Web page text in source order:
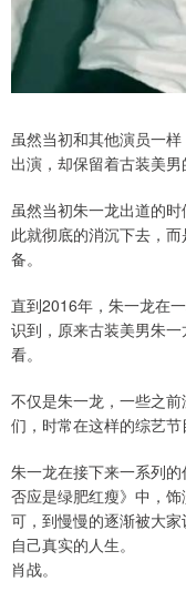
虽然当初和其他演员一
出演，却保留着古装美男
虽然当初朱一龙出道的
此就彻底的消沉下去，
备。
直到2016年，朱一龙在
识到，原来古装美男朱
看。
不仅是朱一龙，一些之
们，时常在这样的综艺节
朱一龙在接下来一系列
否应是绿肥红瘦》中，
可，到慢慢的逐渐被大
自己真实的人生。
肖战。